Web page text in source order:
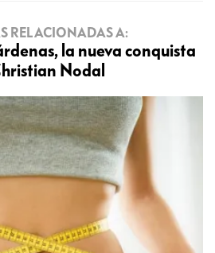
RELACIONADAS A:
la nueva conquista
Nodal